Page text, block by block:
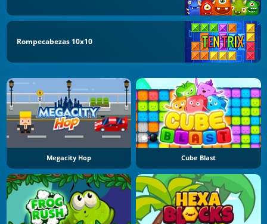
Rompecabezas 10x10
Megacity Hop Cube Blast